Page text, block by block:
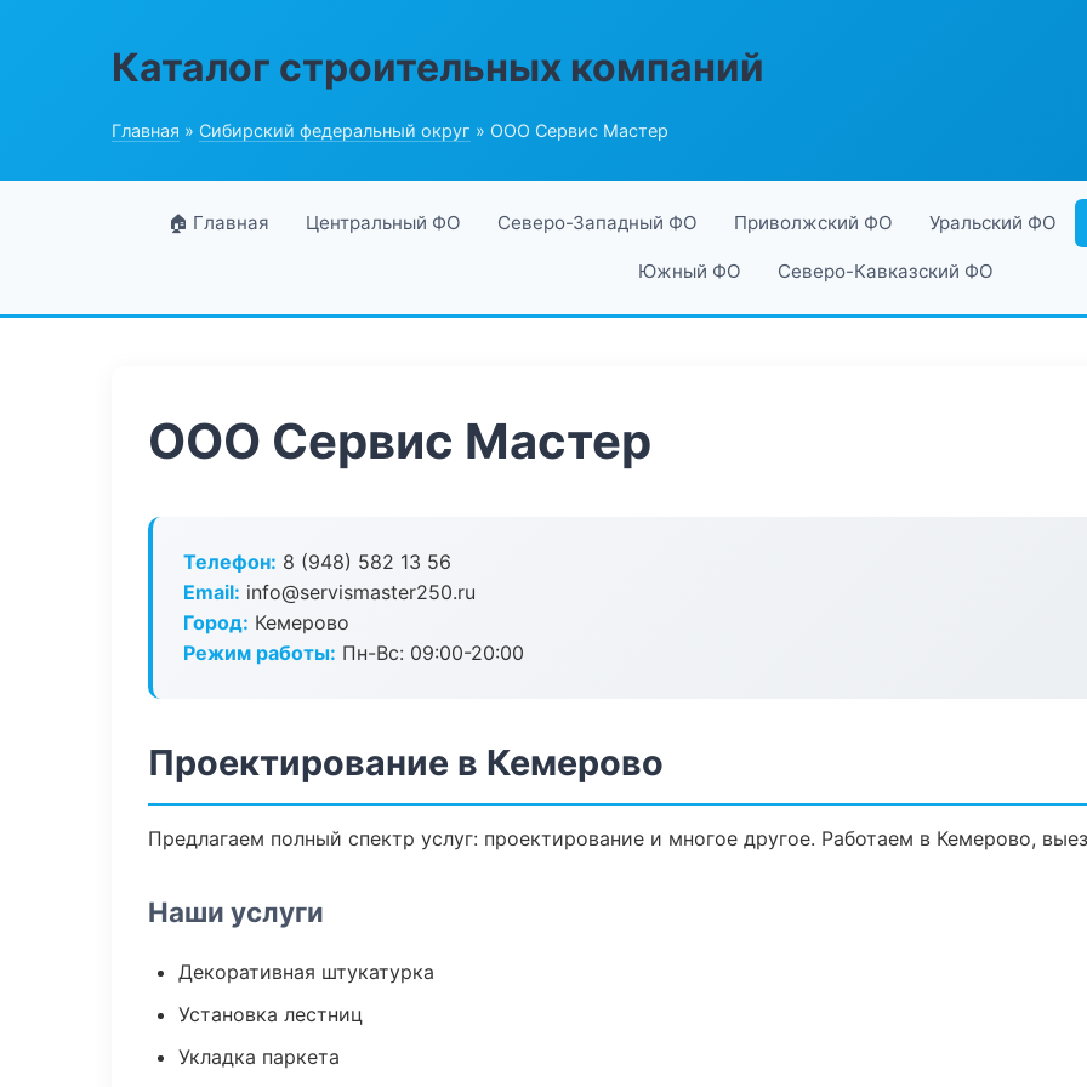
Каталог строительных компаний
Главная » Сибирский федеральный округ » ООО Сервис Мастер
🏠 Главная Центральный ФО Северо-Западный ФО Приволжский ФО Уральский ФО
Южный ФО Северо-Кавказский ФО
ООО Сервис Мастер
Телефон: 8 (948) 582 13 56
Email: info@servismaster250.ru
Город: Кемерово
Режим работы: Пн-Вс: 09:00-20:00
Проектирование в Кемерово
Предлагаем полный спектр услуг: проектирование и многое другое. Работаем в Кемерово,
Наши услуги
Декоративная штукатурка
Установка лестниц
Укладка паркета